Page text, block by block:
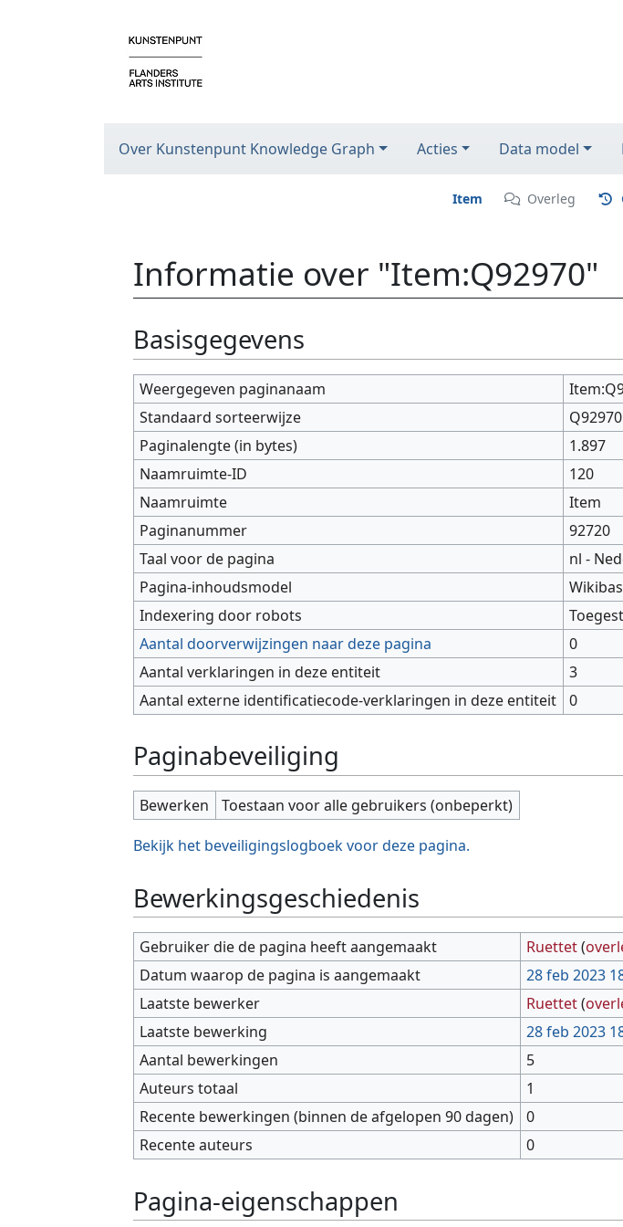
Over Kunstenpunt Knowledge Graph Acties Data model
Item Overleg
Informatie over "Item:Q92970"
Basisgegevens
Weergegeven paginanaam
Standaard sorteerwijze
Q92970
Paginalengte (in bytes)
1.897
Naamruimte-ID
120
Naamruimte
Item
Paginanummer
92720
Taal voor de pagina
nl -
Pagina-inhoudsmodel
Indexering door robots
Aantal doorverwijzingen naar deze pagina
0
Aantal verklaringen in deze entiteit
3
Aantal externe identificatiecode-verklaringen in deze entiteit
0
Paginabeveiliging
Bewerken
Toestaan voor alle gebruikers (onbeperkt)
Bekijk het beveiligingslogboek voor deze pagina.
Bewerkingsgeschiedenis
Gebruiker die de pagina heeft aangemaakt Ruettet(
Datum waarop de pagina is aangemaakt
28 feb 2023
Laatste bewerker
Ruettet(
Laatste bewerking
28 feb 2023
Aantal bewerkingen
5
Auteurs totaal
1
Recente bewerkingen (binnen de afgelopen 90 dagen)
0
Recente auteurs
0
Pagina-eigenschappen